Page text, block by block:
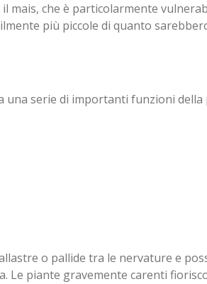
mais, che è particolarmente
più piccole di quanto
una serie di importanti funzioni
o pallide tra le nervature e
Le piante gravemente carenti